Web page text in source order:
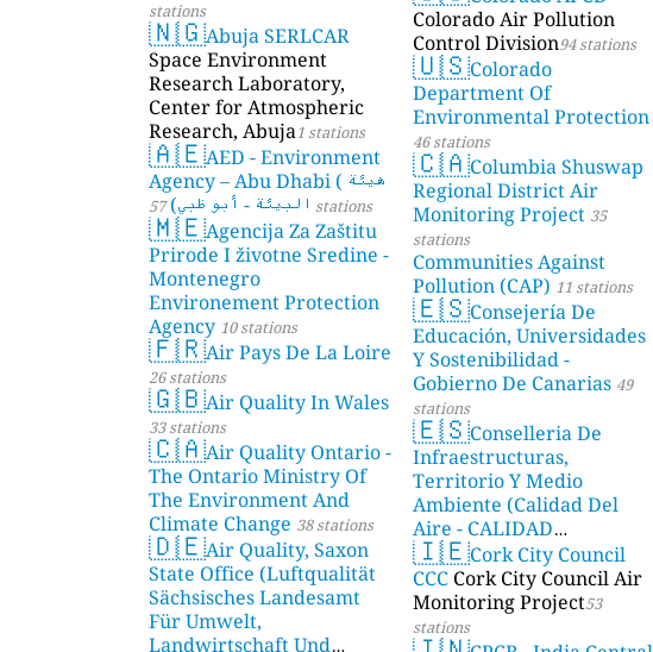
stations
🇳🇬Abuja SERLCAR
Space Environment
Research Laboratory,
Center for Atmospheric
Research, Abuja1 stations
🇦🇪AED - Environment
Agency – Abu Dhabi ( هيئة
البيئة - أبو ظبي) 57 stations
🇲🇪Agencija Za Zaštitu
Prirode I životne Sredine -
Montenegro
Environement Protection
Agency 10 stations
🇫🇷Air Pays De La Loire
26 stations
🇬🇧Air Quality In Wales
33 stations
🇨🇦Air Quality Ontario -
The Ontario Ministry Of
The Environment And
Climate Change 38 stations
🇩🇪Air Quality, Saxon
State Office (Luftqualität
Sächsisches Landesamt
Für Umwelt,
Landwirtschaft Und
Colorado Air Pollution
Control Division94 stations
🇺🇸Colorado
Department Of
Environmental Protection
46 stations
🇨🇦Columbia Shuswap
Regional District Air
Monitoring Project 35
stations
Communities Against
Pollution (CAP) 11 stations
🇪🇸Consejería De
Educación, Universidades
Y Sostenibilidad -
Gobierno De Canarias 49
stations
🇪🇸Conselleria De
Infraestructuras,
Territorio Y Medio
Ambiente (Calidad Del
Aire - CALIDAD
AMBIENTAL) 23 stations
🇮🇪Cork City Council
CCC Cork City Council Air
Monitoring Project53
stations